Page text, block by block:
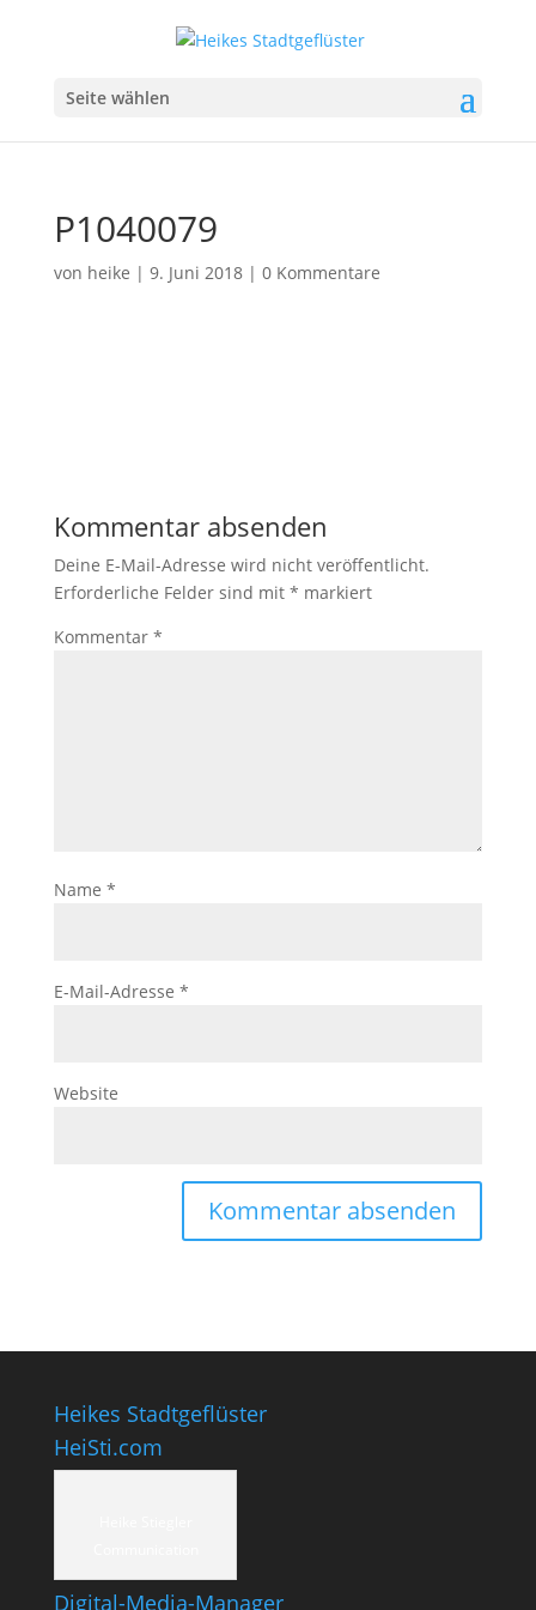
Seite wählen
P1040079
von heike | 9. Juni 2018| 0 Kommentare
Kommentar absenden
Deine E-Mail-Adresse wird nicht veröffentlicht.
Erforderliche Felder sind mit * markiert
Kommentar *
Name *
E-Mail-Adresse *
Website
Heikes Stadtgeflüster
HeiSti.com
Digital-Media-Manager